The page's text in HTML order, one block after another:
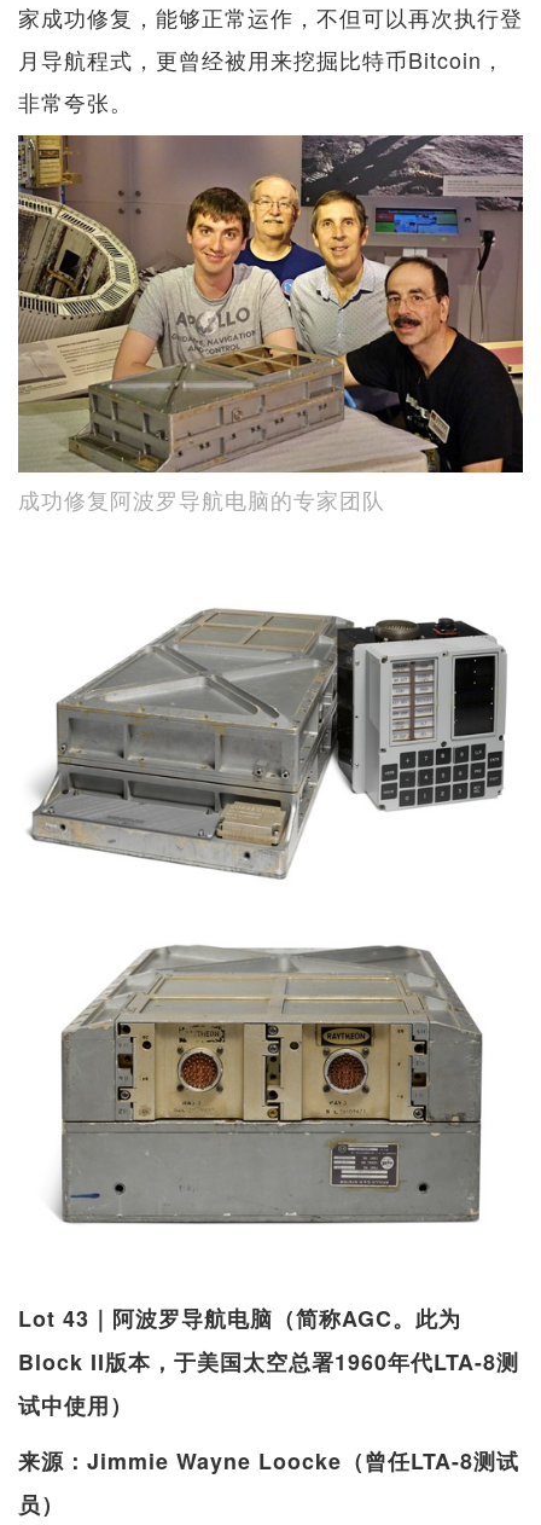
家成功修复，能够正常运作，不但可以再次执行登
月导航程式，更曾经被用来挖掘比特币Bitcoin，
非常夸张。
成功修复阿波罗导航电脑的专家团队
Lot 43｜阿波罗导航电脑（简称AGC。此为
Block II版本，于美国太空总署1960年代LTA-8测
试中使用）
来源：Jimmie Wayne Loocke（曾任LTA-8测试
员）